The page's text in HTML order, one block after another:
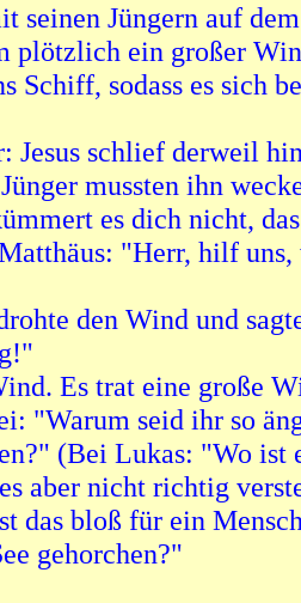
seinen Jüngern auf
plötzlich ein großer
Schiff, sodass es sich
Jesus schlief derweil
mussten ihn
es dich nicht,
"Herr, hilf uns,
den Wind und
Es trat eine große
"Warum seid ihr so
(Bei Lukas: "Wo ist
aber nicht richtig
das bloß für ein
gehorchen?"